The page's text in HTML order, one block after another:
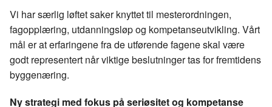
Vi har særlig løftet saker knyttet til mesterordningen,
fagopplæring, utdanningsløp og kompetanseutvikling. Vårt
mål er at erfaringene fra de utførende fagene skal være
godt representert når viktige beslutninger tas for fremtidens
byggenæring.
Ny strategi med fokus på seriøsitet og kompetanse